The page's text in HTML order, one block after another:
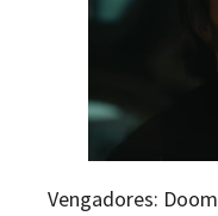
Vengadores: